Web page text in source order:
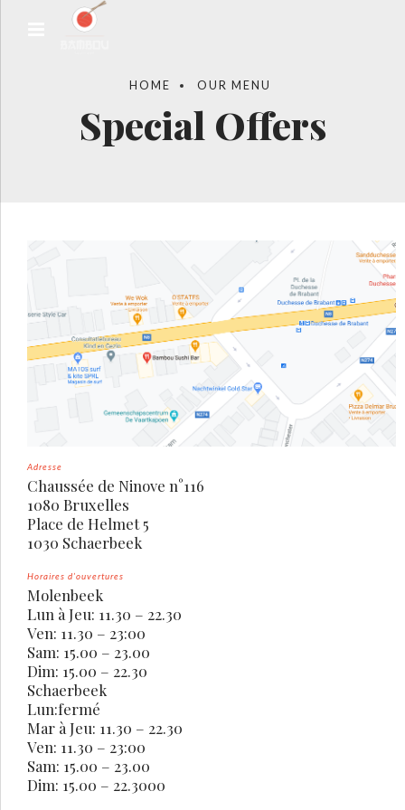
HOME OUR MENU
Special Offers
Adresse
Chaussée de Ninove n°116
1080 Bruxelles
Place de Helmet 5
1030 Schaerbeek
Horaires d’ouvertures
Molenbeek
Lun à Jeu: 11.30 – 22.30
Ven: 11.30 – 23:00
Sam: 15.00 – 23.00
Dim: 15.00 – 22.30
Schaerbeek
Lun:fermé
Mar à Jeu: 11.30 – 22.30
Ven: 11.30 – 23:00
Sam: 15.00 – 23.00
Dim: 15.00 – 22.3000